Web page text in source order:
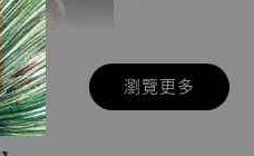
貨】七龍珠
瀏覽更多